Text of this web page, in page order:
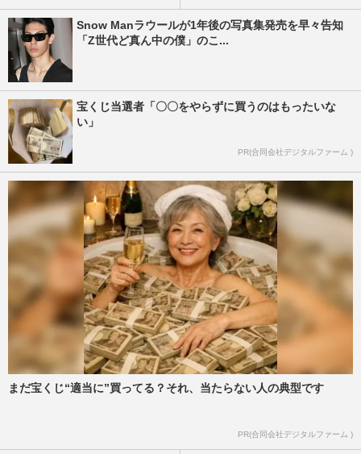
Snow Manラウールが1年後の写真集発売を早々告知
「Z世代ど真ん中の僕」のこ...
宝くじ当選者「〇〇をやらずに買うのはもったいな
い」
PR(合同会社デジタルファーム )
まだ宝くじ“適当に”買ってる？それ、当たらない人の典型です
PR(合同会社デジタルファーム )